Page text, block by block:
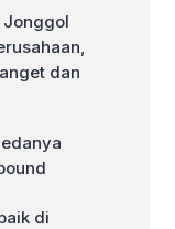
Jonggol
dan
di